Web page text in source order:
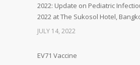
2022: Update on Pediatric
2022 at The Sukosol Hotel,
JULY 14, 2022
EV71 Vaccine